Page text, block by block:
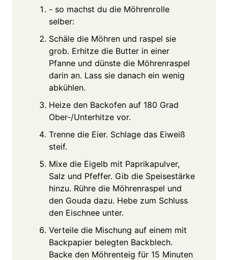
- so machst du die Möhrenrolle
selber:
Schäle die Möhren und raspel sie
grob. Erhitze die Butter in einer
Pfanne und dünste die Möhrenraspel
darin an. Lass sie danach ein wenig
abkühlen.
Heize den Backofen auf 180 Grad
Ober-/Unterhitze vor.
Trenne die Eier. Schlage das Eiweiß
steif.
Mixe die Eigelb mit Paprikapulver,
Salz und Pfeffer. Gib die Speisestärke
hinzu. Rühre die Möhrenraspel und
den Gouda dazu. Hebe zum Schluss
den Eischnee unter.
Verteile die Mischung auf einem mit
Backpapier belegten Backblech.
Backe den Möhrenteig für 15 Minuten